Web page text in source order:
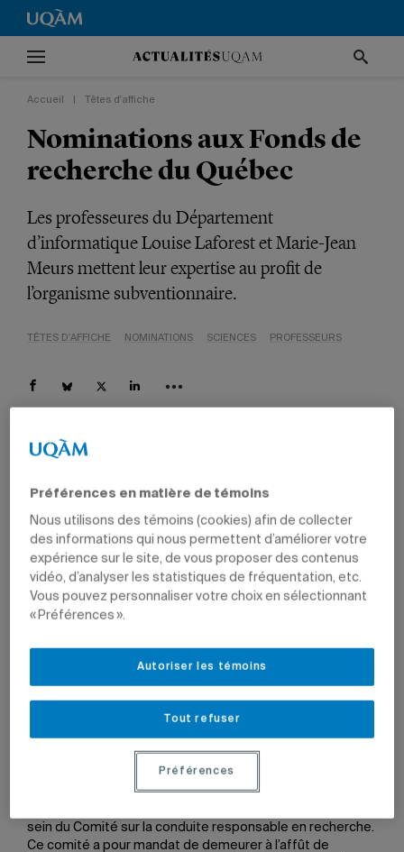
Accueil Têtes d'affiche
Nominations aux Fonds de
recherche du Québec
Les professeures du Département
d’informatique Louise Laforest et Marie-Jean
Meurs mettent leur expertise au profit de
l’organisme subventionnaire.
TÊTES D'AFFICHE NOMINATIONS SCIENCES PROFESSEURS
L’expertise uqamienne en sciences est désormais bien
représentée aux Fonds de recherche du Québec (FRQ),
puisque la professeure du Département d’informatique
Louise Laforest (M.Sc. mathématiques, 1983) a été
nommée au Comité sur la conduite responsable en
recherche, tandis que sa collègue Marie-Jean Meurs a été
technologies.
sein du Comité sur la conduite responsable en recherche.
Ce comité a pour mandat de demeurer à l’affût de
Préférences en matière de témoins
Nous utilisons des témoins (cookies) afin de collecter
des informations qui nous permettent d’améliorer votre
expérience sur le site, de vous proposer des contenus
vidéo, d’analyser les statistiques de fréquentation, etc.
Vous pouvez personnaliser votre choix en sélectionnant
« Préférences ».
Tout refuser
Autoriser les témoins
Préférences